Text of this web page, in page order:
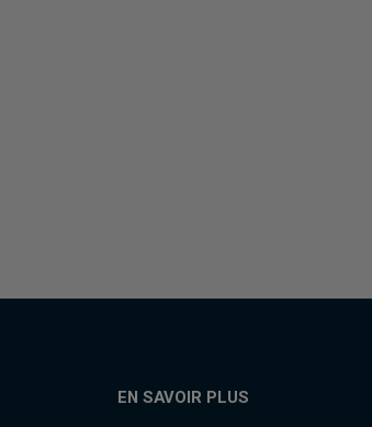
EN SAVOIR PLUS